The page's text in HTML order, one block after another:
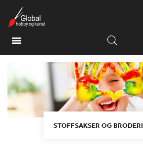
STOFFSAKSER OG